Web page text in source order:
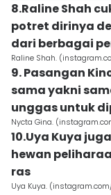
8.Raline Shah
potret dirinya
dari berbagai
Raline Shah.
9. Pasangan
sama yakni
unggas untuk
Nycta Gina.
10.Uya Kuya
hewan
ras
Uya Kuya.